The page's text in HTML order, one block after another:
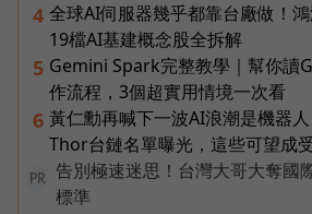
4 全球AI伺服器幾乎都靠台廠做！
19檔AI基建概念股全拆解
5 Gemini Spark完整教學｜幫你讀
作流程，3個超實用情境一次看
6 黃仁勳再喊下一波AI浪潮是機器
Thor台鏈名單曝光，這些可望成
PR
告別極速迷思！台灣大哥大奪國
標準